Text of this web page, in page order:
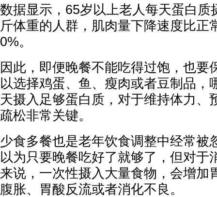
数据显示，65岁以上老人每天蛋白质
斤体重的人群，肌肉量下降速度比正
0%。
因此，即便晚餐不能吃得过饱，也要
以选择鸡蛋、鱼、瘦肉或者豆制品，
天摄入足够蛋白质，对于维持体力、
疏松非常关键。
少食多餐也是老年饮食调整中经常被
以为只要晚餐吃好了就够了，但对于
来说，一次性摄入大量食物，会增加
腹胀、胃酸反流或者消化不良。